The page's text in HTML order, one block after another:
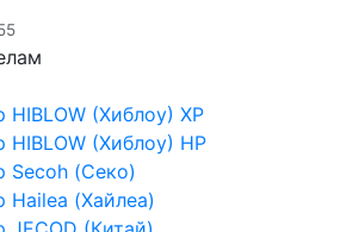
HIBLOW (Хиблоу) XP
HIBLOW (Хиблоу) HP
Secoh (Секо)
Hailea (Хайлеа)